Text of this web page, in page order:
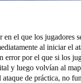
en el que los jugadores
al iniciar el
error por el que si los
y luego volvían al
de práctica, no